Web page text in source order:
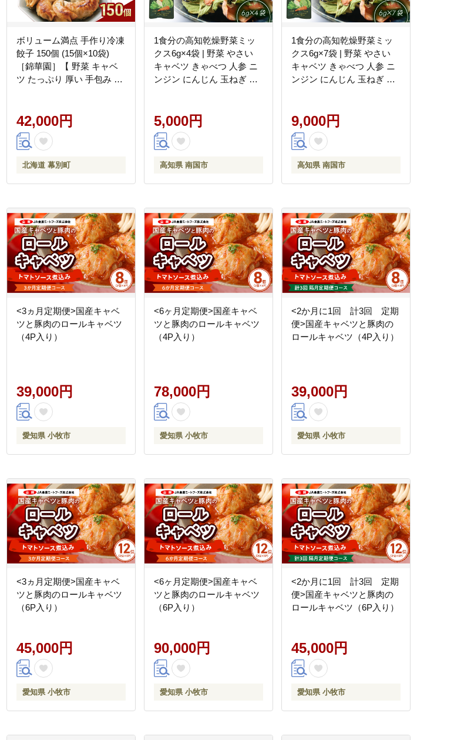
ボリューム満点 手作り冷凍
餃子 150個 (15個×10袋)
［錦華園］【 野菜 キャベ
ツ たっぷり 厚い 手包み 手
別 】
42,000円
北海道 幕別町
1食分の高知乾燥野菜ミッ
クス6g×4袋 | 野菜 やさい
キャベツ きゃべつ 人参 ニ
ンジン にんじん 玉ねぎ た
防災食 災害食 小分け 個包
装 便利 衛生的 長期保存 栄
養 乾燥 食品 簡単調理 人気
ド フード 高知県 南国市
5,000円
高知県 南国市
1食分の高知乾燥野菜ミッ
クス6g×7袋 | 野菜 やさい
キャベツ きゃべつ 人参 ニ
ンジン にんじん 玉ねぎ た
防災食 災害食 小分け 個包
装 便利 衛生的 長期保存 栄
養 乾燥 食品 簡単調理 人気
ド フード 高知県 南国市
9,000円
高知県 南国市
<3ヵ月定期便>国産キャベ
ツと豚肉のロールキャベツ
（4P入り）
39,000円
愛知県 小牧市
<6ヶ月定期便>国産キャベ
ツと豚肉のロールキャベツ
（4P入り）
78,000円
愛知県 小牧市
<2か月に1回 計3回 定期
便>国産キャベツと豚肉の
ロールキャベツ（4P入り）
39,000円
愛知県 小牧市
<3ヵ月定期便>国産キャベ
ツと豚肉のロールキャベツ
（6P入り）
45,000円
愛知県 小牧市
<6ヶ月定期便>国産キャベ
ツと豚肉のロールキャベツ
（6P入り）
90,000円
愛知県 小牧市
<2か月に1回 計3回 定期
便>国産キャベツと豚肉の
ロールキャベツ（6P入り）
45,000円
愛知県 小牧市